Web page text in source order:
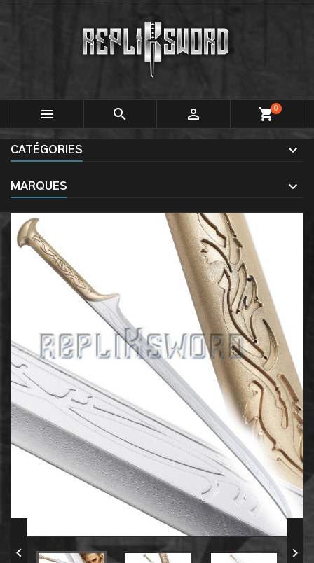
   shopping_cart0
CATÉGORIES
MARQUES
 